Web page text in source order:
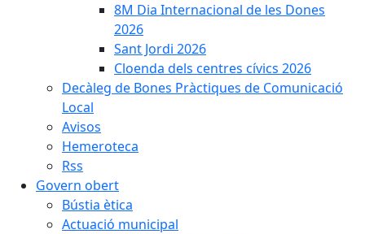
8M Dia Internacional de les Dones
2026
Sant Jordi 2026
Cloenda dels centres cívics 2026
Decàleg de Bones Pràctiques de Comunicació
Local
Avisos
Hemeroteca
Rss
Govern obert
Bústia ètica
Actuació municipal